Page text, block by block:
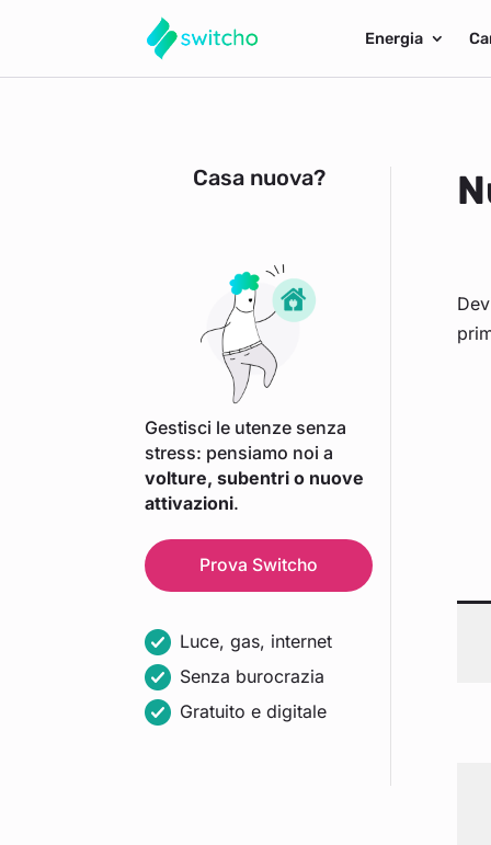
Energia
Casa nuova?
Gestisci le utenze senza
stress: pensiamo noi a
volture, subentri o nuove
attivazioni.
Prova Switcho
Luce, gas, internet
Senza burocrazia
Gratuito e digitale